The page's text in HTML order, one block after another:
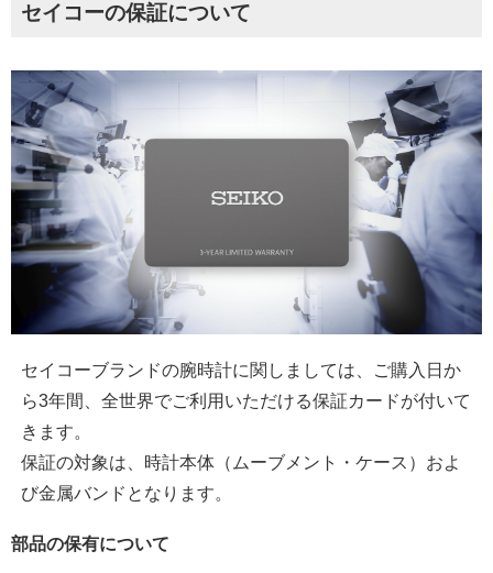
セイコーの保証について
セイコーブランドの腕時計に関しましては、ご購入日か
ら3年間、全世界でご利用いただける保証カードが付いて
きます。
保証の対象は、時計本体（ムーブメント・ケース）およ
び金属バンドとなります。
部品の保有について